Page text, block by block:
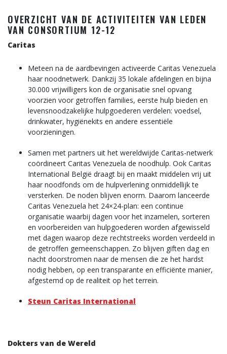
OVERZICHT VAN DE ACTIVITEITEN VAN LEDEN
VAN CONSORTIUM 12-12
Caritas
Meteen na de aardbevingen activeerde Caritas Venezuela
haar noodnetwerk. Dankzij 35 lokale afdelingen en bijna
30.000 vrijwilligers kon de organisatie snel opvang
voorzien voor getroffen families, eerste hulp bieden en
levensnoodzakelijke hulpgoederen verdelen: voedsel,
drinkwater, hygiënekits en andere essentiële
voorzieningen.
Samen met partners uit het wereldwijde Caritas-netwerk
coördineert Caritas Venezuela de noodhulp. Ook Caritas
International België draagt bij en maakt middelen vrij uit
haar noodfonds om de hulpverlening onmiddellijk te
versterken. De noden blijven enorm. Daarom lanceerde
Caritas Venezuela het 24×24-plan: een continue
organisatie waarbij dagen voor het inzamelen, sorteren
en voorbereiden van hulpgoederen worden afgewisseld
met dagen waarop deze rechtstreeks worden verdeeld in
de getroffen gemeenschappen. Zo blijven giften dag en
nacht doorstromen naar de mensen die ze het hardst
nodig hebben, op een transparante en efficiënte manier,
afgestemd op de realiteit op het terrein.
Steun Caritas International
Dokters van de Wereld